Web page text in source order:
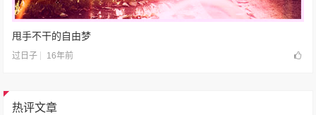
甩手不干的自由梦
过日子 16年前
热评文章